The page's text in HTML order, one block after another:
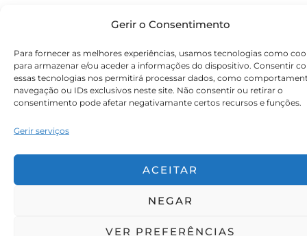
Gerir o Consentimento
Para fornecer as melhores experiências, usamos tecnologias como
para armazenar e/ou aceder a informações do dispositivo. Consentir
essas tecnologias nos permitirá processar dados, como
navegação ou IDs exclusivos neste site. Não consentir ou retirar o
consentimento pode afetar negativamante certos recursos e funções.
Gerir serviços
ACEITAR
NEGAR
VER PREFERÊNCIAS